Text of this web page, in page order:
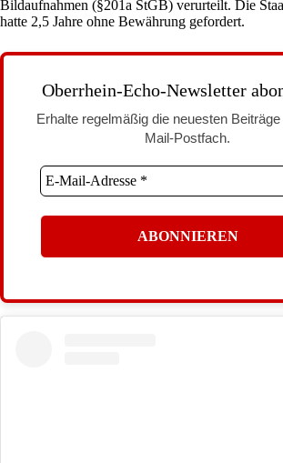
Bildaufnahmen (§201a StGB) verurteilt. Die
hatte 2,5 Jahre ohne Bewährung gefordert.
Oberrhein-Echo-Newsletter
Erhalte regelmäßig die neuesten
Mail-Postfach.